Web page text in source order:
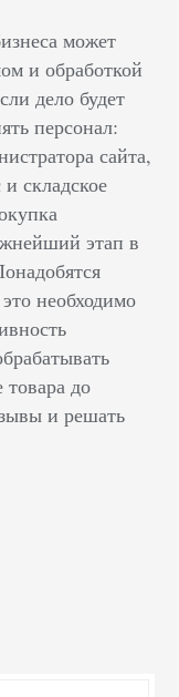
может
и обработкой
дело будет
персонал:
сайта,
складское
этап в
необходимо
до
и решать